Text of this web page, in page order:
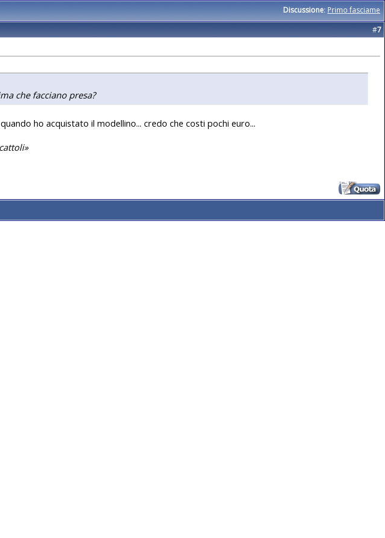
Discussione: Primo fasciame
#7
che facciano presa?
ho acquistato il modellino... credo che costi pochi euro...